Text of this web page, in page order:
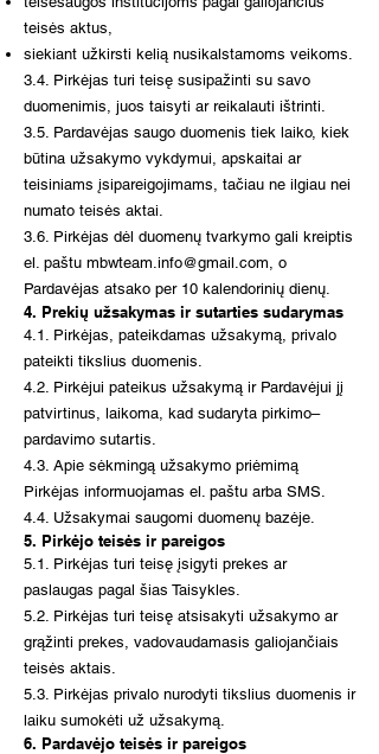
teisės aktus,
siekiant užkirsti kelią nusikalstamoms veikoms.
3.4. Pirkėjas turi teisę susipažinti su savo
duomenimis, juos taisyti ar reikalauti ištrinti.
3.5. Pardavėjas saugo duomenis tiek laiko, kiek
būtina užsakymo vykdymui, apskaitai ar
teisiniams įsipareigojimams, tačiau ne ilgiau nei
numato teisės aktai.
3.6. Pirkėjas dėl duomenų tvarkymo gali kreiptis
el. paštu mbwteam.info@gmail.com, o
Pardavėjas atsako per 10 kalendorinių dienų.
4. Prekių užsakymas ir sutarties sudarymas
4.1. Pirkėjas, pateikdamas užsakymą, privalo
pateikti tikslius duomenis.
4.2. Pirkėjui pateikus užsakymą ir Pardavėjui jį
patvirtinus, laikoma, kad sudaryta pirkimo–
pardavimo sutartis.
4.3. Apie sėkmingą užsakymo priėmimą
Pirkėjas informuojamas el. paštu arba SMS.
4.4. Užsakymai saugomi duomenų bazėje.
5. Pirkėjo teisės ir pareigos
5.1. Pirkėjas turi teisę įsigyti prekes ar
paslaugas pagal šias Taisykles.
5.2. Pirkėjas turi teisę atsisakyti užsakymo ar
grąžinti prekes, vadovaudamasis galiojančiais
teisės aktais.
5.3. Pirkėjas privalo nurodyti tikslius duomenis ir
laiku sumokėti už užsakymą.
6. Pardavėjo teisės ir pareigos